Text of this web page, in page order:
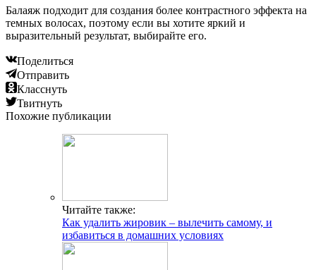
Балаяж подходит для создания более контрастного эффекта на
темных волосах, поэтому если вы хотите яркий и
выразительный результат, выбирайте его.
Поделиться
Отправить
Класснуть
Твитнуть
Похожие публикации
Читайте также:
Как удалить жировик – вылечить самому, и
избавиться в домашних условиях